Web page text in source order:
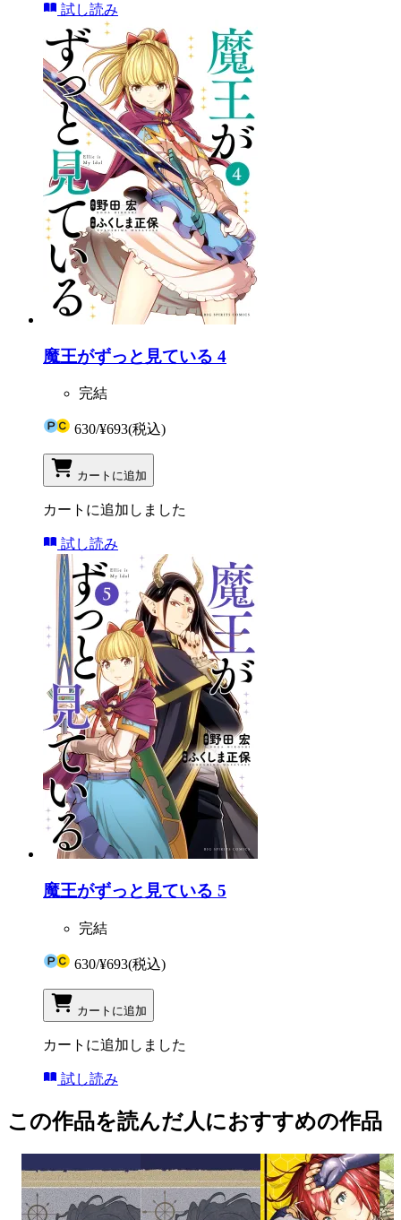
試し読み
魔王がずっと見ている 4
完結
630/¥693(税込)
カートに追加
カートに追加しました
試し読み
魔王がずっと見ている 5
完結
630/¥693(税込)
カートに追加
カートに追加しました
試し読み
この作品を読んだ人におすすめの作品